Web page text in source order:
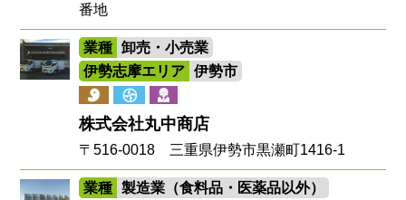
番地
業種
卸売・小売業
伊勢志摩エリア
伊勢市
株式会社丸中商店
〒516-0018 三重県伊勢市黒瀬町1416-1
業種
製造業（食料品・医薬品以外）